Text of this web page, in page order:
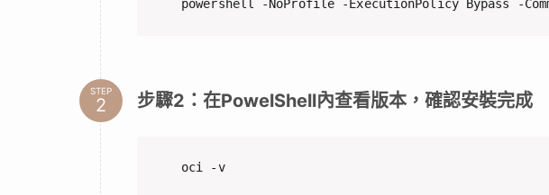
13步驟協助你自動申請Oracle免費主機(Windows為例)